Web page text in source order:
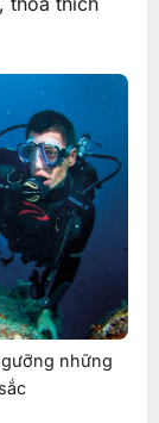
những